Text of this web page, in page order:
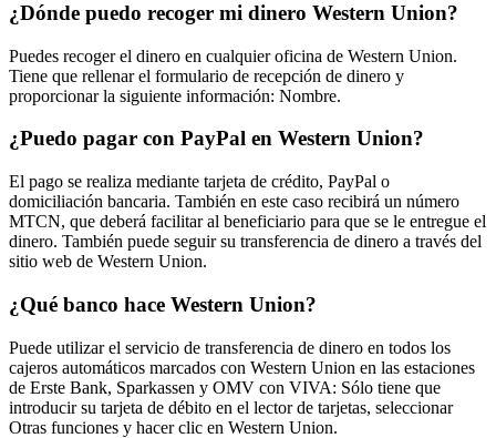
¿Dónde puedo recoger mi dinero Western Union?
Puedes recoger el dinero en cualquier oficina de Western Union.
Tiene que rellenar el formulario de recepción de dinero y
proporcionar la siguiente información: Nombre.
¿Puedo pagar con PayPal en Western Union?
El pago se realiza mediante tarjeta de crédito, PayPal o
domiciliación bancaria. También en este caso recibirá un número
MTCN, que deberá facilitar al beneficiario para que se le entregue el
dinero. También puede seguir su transferencia de dinero a través del
sitio web de Western Union.
¿Qué banco hace Western Union?
Puede utilizar el servicio de transferencia de dinero en todos los
cajeros automáticos marcados con Western Union en las estaciones
de Erste Bank, Sparkassen y OMV con VIVA: Sólo tiene que
introducir su tarjeta de débito en el lector de tarjetas, seleccionar
Otras funciones y hacer clic en Western Union.